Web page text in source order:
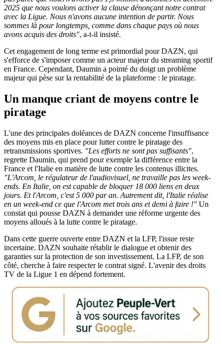
2025 que nous voulons activer la clause dénonçant notre contrat
avec la Ligue. Nous n'avons aucune intention de partir. Nous
sommes là pour longtemps, comme dans chaque pays où nous
avons acquis des droits", a-t-il insisté.
Cet engagement de long terme est primordial pour DAZN, qui
s'efforce de s'imposer comme un acteur majeur du streaming sportif
en France. Cependant, Daumin a pointé du doigt un problème
majeur qui pèse sur la rentabilité de la plateforme : le piratage.
Un manque criant de moyens contre le
piratage
L'une des principales doléances de DAZN concerne l'insuffisance
des moyens mis en place pour lutter contre le piratage des
retransmissions sportives. "Les efforts ne sont pas suffisants",
regrette Daumin, qui prend pour exemple la différence entre la
France et l'Italie en matière de lutte contre les contenus illicites.
"L'Arcom, le régulateur de l'audiovisuel, ne travaille pas les week-
ends. En Italie, on est capable de bloquer 18 000 liens en deux
jours. Et l'Arcom, c'est 5 000 par an. Autrement dit, l'Italie réalise
en un week-end ce que l'Arcom met trois ans et demi à faire !" Un
constat qui pousse DAZN à demander une réforme urgente des
moyens alloués à la lutte contre le piratage.
Dans cette guerre ouverte entre DAZN et la LFP, l'issue reste
incertaine. DAZN souhaite rétablir le dialogue et obtenir des
garanties sur la protection de son investissement. La LFP, de son
côté, cherche à faire respecter le contrat signé. L'avenir des droits
TV de la Ligue 1 en dépend fortement.